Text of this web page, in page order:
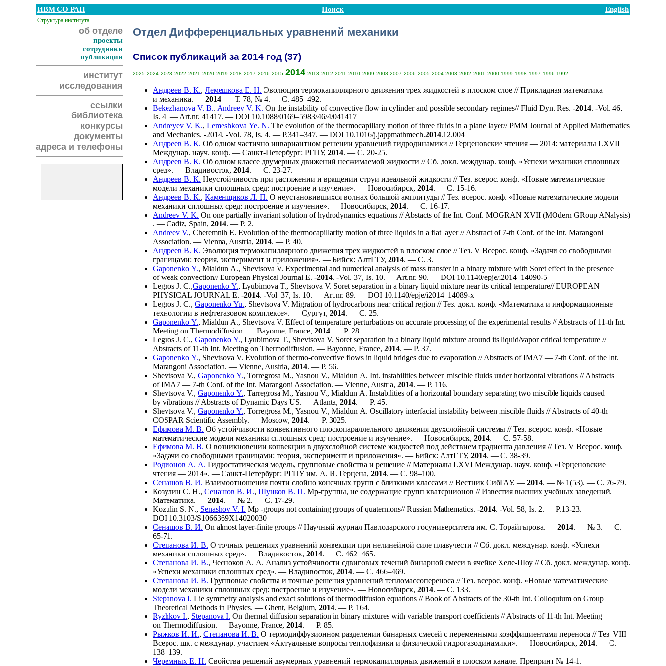
ИВМ СО РАН Поиск English
Структура института
об отделе
проекты
сотрудники
публикации
институт
исследования
ссылки
библиотека
конкурсы
документы
адреса и телефоны
Отдел Дифференциальных уравнений механики
Список публикаций за 2014 год (37)
2025 2024 2023 2022 2021 2020 2019 2018 2017 2016 2015 2014 2013 2012 2011 2010 2009 2008 2007 2006 2005 2004 2003 2002 2001 2000 1999 1998 1997 1996 1992
Андреев В. К., Лемешкова Е. Н. Эволюция термокапиллярного движения трех жидкостей в плоском слое // Прикладная математика
и механика. — 2014. — Т. 78, № 4. — С. 485–492.
Bekezhanova V. B., Andreev V. K. On the instability of convective flow in cylinder and possible secondary regimes// Fluid Dyn. Res. -2014. -Vol. 46,
Is. 4. — Art.nr. 41417. — DOI 10.1088/0169–5983/46/4/041417
Andreyev V. K., Lemeshkova Ye. N. The evolution of the thermocapillary motion of three fluids in a plane layer// PMM Journal of Applied Mathematics
and Mechanics. -2014. -Vol. 78, Is. 4. — P.341–347. — DOI 10.1016/j.jappmathmech.2014.12.004
Андреев В. К. Об одном частично инвариантном решении уравнений гидродинамики // Герценовские чтения — 2014: материалы LXVII
Междунар. науч. конф. — Санкт-Петербург: РГПУ, 2014. — С. 20-25.
Андреев В. К. Об одном классе двумерных движений несжимаемой жидкости // Сб. докл. междунар. конф. «Успехи механики сплошных
сред». — Владивосток, 2014. — С. 23-27.
Андреев В. К. Неустойчивость при растяжении и вращении струи идеальной жидкости // Тез. всерос. конф. «Новые математические
модели механики сплошных сред: построение и изучение». — Новосибирск, 2014. — С. 15-16.
Андреев В. К., Каменщиков Л. П. О неустановившихся волнах большой амплитуды // Тез. всерос. конф. «Новые математические модели
механики сплошных сред: построение и изучение». — Новосибирск, 2014. — С. 16-17.
Andreev V. K. On one partially invariant solution of hydrodynamics equations // Abstacts of the Int. Conf. MOGRAN XVII (MOdern GRoup ANalysis)
. — Cadiz, Spain, 2014. — P. 2.
Andreev V., Cheremnih E. Evolution of the thermocapillarity motion of three liquids in a flat layer // Abstract of 7-th Conf. of the Int. Marangoni
Association. — Vienna, Austria, 2014. — P. 40.
Андреев В. К. Эволюция термокапиллярного движения трех жидкостей в плоском слое // Тез. V Всерос. конф. «Задачи со свободными
границами: теория, эксперимент и приложения». — Бийск: АлтГТУ, 2014. — С. 3.
Gaponenko Y., Mialdun A., Shevtsova V. Experimental and numerical analysis of mass transfer in a binary mixture with Soret effect in the presence
of weak convection// European Physical Journal E. -2014. -Vol. 37, Is. 10. — Art.nr. 90. — DOI 10.1140/epje/i2014–14090-5
Legros J. C.,Gaponenko Y., Lyubimova T., Shevtsova V. Soret separation in a binary liquid mixture near its critical temperature// EUROPEAN
PHYSICAL JOURNAL E. -2014. -Vol. 37, Is. 10. — Art.nr. 89. — DOI 10.1140/epje/i2014–14089-x
Legros J. C., Gaponenko Yu., Shevtsova V. Migration of hydrocarbons near critical region // Тез. докл. конф. «Математика и информационные
технологии в нефтегазовом комплексе». — Сургут, 2014. — С. 25.
Gaponenko Y., Mialdun A., Shevtsova V. Effect of temperature perturbations on accurate processing of the experimental results // Abstracts of 11-th Int.
Meeting on Thermodiffusion. — Bayonne, France, 2014. — P. 28.
Legros J. C., Gaponenko Y., Lyubimova T., Shevtsova V. Soret separation in a binary liquid mixture around its liquid/vapor critical temperature //
Abstracts of 11-th Int. Meeting on Thermodiffusion. — Bayonne, France, 2014. — P. 37.
Gaponenko Y., Shevtsova V. Evolution of thermo-convective flows in liquid bridges due to evaporation // Abstracts of IMA7 — 7-th Conf. of the Int.
Marangoni Association. — Vienne, Austria, 2014. — P. 56.
Shevtsova V., Gaponenko Y., Torregrosa M., Yasnou V., Mialdun A. Int. instabilities between miscible fluids under horizontal vibrations // Abstracts
of IMA7 — 7-th Conf. of the Int. Marangoni Association. — Vienne, Austria, 2014. — P. 116.
Shevtsova V., Gaponenko Y., Tarregrosa M., Yasnou V., Mialdun A. Instabilities of a horizontal boundary separating two miscible liquids caused
by vibrations // Abstracts of Dynamic Days US. — Atlanta, 2014. — P. 45.
Shevtsova V., Gaponenko Y., Torregrosa M., Yasnou V., Mialdun A. Oscillatory interfacial instability between miscible fluids // Abstracts of 40-th
COSPAR Scientific Assembly. — Moscow, 2014. — P. 3025.
Ефимова М. В. Об устойчивости конвективного плоскопараллельного движения двухслойной системы // Тез. всерос. конф. «Новые
математические модели механики сплошных сред: построение и изучение». — Новосибирск, 2014. — С. 57-58.
Ефимова М. В. О возникновении конвекции в двухслойной системе жидкостей под действием градиента давления // Тез. V Всерос. конф.
«Задачи со свободными границами: теория, эксперимент и приложения». — Бийск: АлтГТУ, 2014. — С. 38-39.
Родионов А. А. Гидростатическая модель, групповые свойства и решение // Материалы LXVI Междунар. науч. конф. «Герценовские
чтения — 2014». — Санкт-Петербург: РГПУ им. А. И. Герцена, 2014. — С. 98–100.
Сенашов В. И. Взаимоотношения почти слойно конечных групп с близкими классами // Вестник СибГАУ. — 2014. — № 1(53). — С. 76-79.
Козулин С. Н., Сенашов В. И., Шунков В. П. Mp-группы, не содержащие групп кватернионов // Известия высших учебных заведений.
Математика. — 2014. — № 2. — С. 17-29.
Kozulin S. N., Senashov V. I. Mp -groups not containing groups of quaternions// Russian Mathematics. -2014. -Vol. 58, Is. 2. — P.13-23. —
DOI 10.3103/S1066369X14020030
Сенашов В. И. On almost layer-finite groups // Научный журнал Павлодарского госуниверситета им. С. Торайгырова. — 2014. — № 3. — C.
65-71.
Степанова И. В. О точных решениях уравнений конвекции при нелинейной силе плавучести // Сб. докл. междунар. конф. «Успехи
механики сплошных сред». — Владивосток, 2014. — С. 462–465.
Степанова И. В., Чесноков А. А. Анализ устойчивости сдвиговых течений бинарной смеси в ячейке Хеле-Шоу // Сб. докл. междунар. конф.
«Успехи механики сплошных сред». — Владивосток, 2014. — С. 466–469.
Степанова И. В. Групповые свойства и точные решения уравнений тепломассопереноса // Тез. всерос. конф. «Новые математические
модели механики сплошных сред: построение и изучение». — Новосибирск, 2014. — С. 133.
Stepanova I. Lie symmetry analysis and exact solutions of thermodiffusion equations // Book of Abstracts of the 30-th Int. Colloquium on Group
Theoretical Methods in Physics. — Ghent, Belgium, 2014. — P. 164.
Ryzhkov I., Stepanova I. On thermal diffusion separation in binary mixtures with variable transport coefficients // Abstracts of 11-th Int. Meeting
on Thermodiffusion. — Bayonne, France, 2014. — P. 85.
Рыжков И. И., Степанова И. В. О термодиффузионном разделении бинарных смесей с переменными коэффициентами переноса // Тез. VIII
Всерос. шк. с междунар. участием «Актуальные вопросы теплофизики и физической гидрогазодинамики». — Новосибирск, 2014. — С.
138–139.
Черемных Е. Н. Свойства решений двумерных уравнений термокапиллярных движений в плоском канале. Препринт № 14-1. —